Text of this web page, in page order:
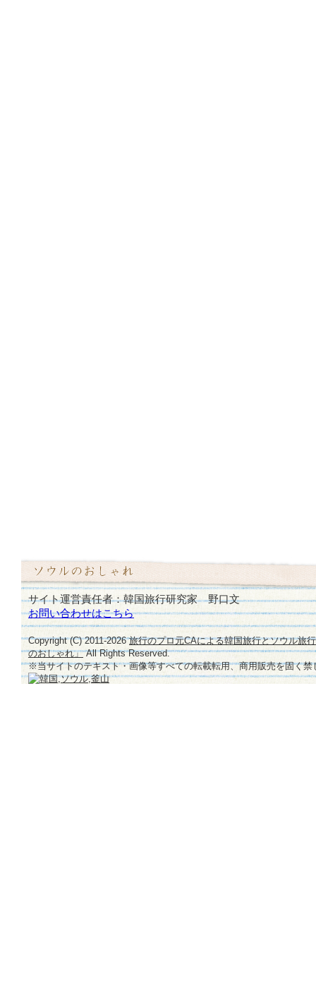
サイト運営責任者：韓国旅行研究家 野口文
お問い合わせはこちら
Copyright (C) 2011-2026旅行のプロ元CAによる韓国旅行とソウル旅
のおしゃれ」All Rights Reserved.
※当サイトのテキスト・画像等すべての転載転用、商用販売を固く禁